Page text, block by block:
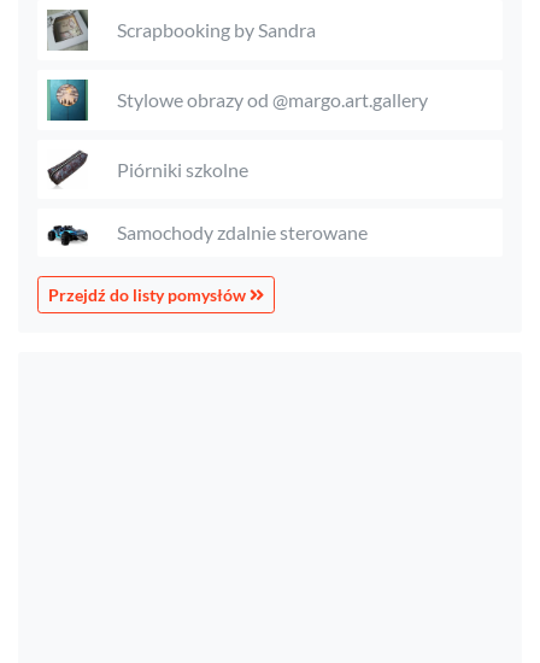
Scrapbooking by Sandra
Stylowe obrazy od @margo.art.gallery
Piórniki szkolne
Samochody zdalnie sterowane
Przejdź do listy pomysłów